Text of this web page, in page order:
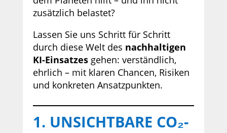
zusätzlich belastet?
Lassen Sie uns Schritt für Schritt
durch diese Welt des nachhaltigen
KI-Einsatzesgehen: verständlich,
ehrlich – mit klaren Chancen, Risiken
und konkreten Ansatzpunkten.
1. UNSICHTBARE CO₂-